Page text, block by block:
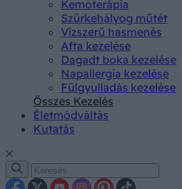
Kemoterápia
Szürkehályog műtét
Vízszerű hasmenés
Afta kezelése
Dagadt boka kezelése
Napallergia kezelése
Fülgyulladás kezelése
Összes Kezelés
Életmódváltás
Kutatás